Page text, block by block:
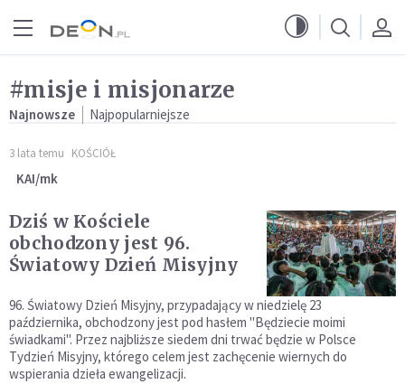
#misje i misjonarze
Najnowsze Najpopularniejsze
3 lata temu KOŚCIÓŁ
KAI/mk
Dziś w Kościele
obchodzony jest 96.
Światowy Dzień Misyjny
96. Światowy Dzień Misyjny, przypadający w niedzielę 23
października, obchodzony jest pod hasłem "Będziecie moimi
świadkami". Przez najbliższe siedem dni trwać będzie w Polsce
Tydzień Misyjny, którego celem jest zachęcenie wiernych do
wspierania dzieła ewangelizacji.